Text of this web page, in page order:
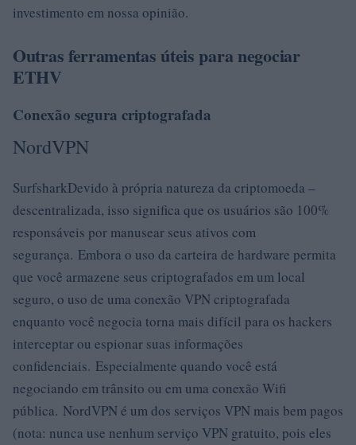
investimento em nossa opinião.
Outras ferramentas úteis para negociar
ETHV
Conexão segura criptografada
NordVPN
SurfsharkDevido à própria natureza da criptomoeda –
descentralizada, isso significa que os usuários são 100%
responsáveis ​​por manusear seus ativos com
segurança. Embora o uso da carteira de hardware permita
que você armazene seus criptografados em um local
seguro, o uso de uma conexão VPN criptografada
enquanto você negocia torna mais difícil para os hackers
interceptar ou espionar suas informações
confidenciais. Especialmente quando você está
negociando em trânsito ou em uma conexão Wifi
pública. NordVPN é um dos serviços VPN mais bem pagos
(nota: nunca use nenhum serviço VPN gratuito, pois eles